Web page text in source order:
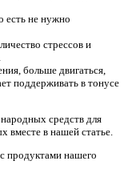
есть не нужно
стрессов и
больше двигаться,
поддерживать в тонусе
средств для
вместе в нашей статье.
продуктами нашего